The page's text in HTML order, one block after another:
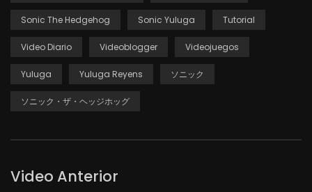
Sonic The Hedgehog Sonic Yuluga Tutorial
Video Diario Videoblogger Videojuegos
Yuluga Yuluga Reyens ソニック
ソニック・ザ・ヘッジホッグ
Video Anterior